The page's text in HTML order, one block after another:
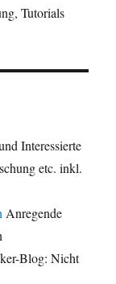
Tutorials
Interessierte
etc. inkl.
Anregende
Blog: Nicht